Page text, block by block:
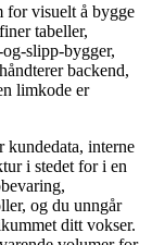
for visuelt å bygge
tabeller,
slipp-bygger,
backend,
limkode er
kundedata, interne
i stedet for i en
og du unngår
ditt vokser.